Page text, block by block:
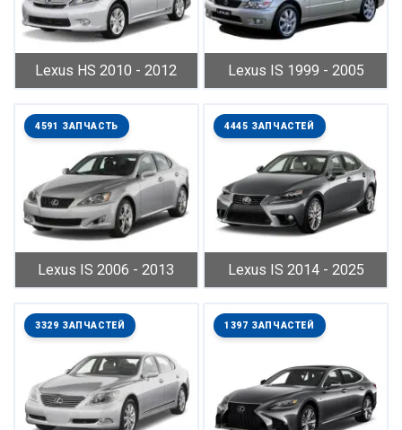
Lexus HS 2010 - 2012 Lexus IS 1999 - 2005
Lexus IS 2006 - 2013
4591 ЗАПЧАСТЬ
Lexus IS 2014 - 2025
4445 ЗАПЧАСТЕЙ
3329 ЗАПЧАСТЕЙ 1397 ЗАПЧАСТЕЙ